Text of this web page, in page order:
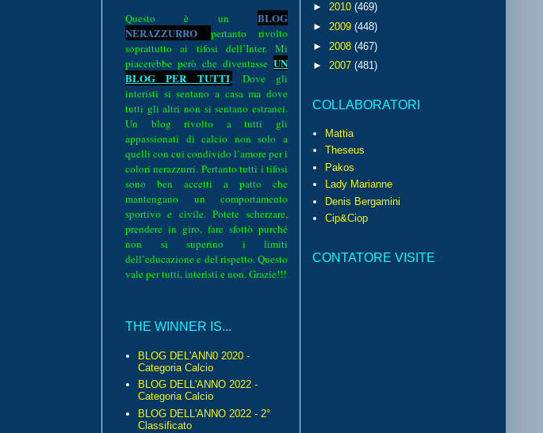
Questo è un BLOG
NERAZZURRO pertanto rivolto
soprattutto ai tifosi dell’Inter. Mi
piacerebbe però che diventasse UN
BLOG PER TUTTI.
Dove gli
interisti si sentano a casa ma dove
tutti gli altri non si sentano estranei.
Un blog rivolto a tutti gli
appassionati di calcio non solo a
quelli con cui condivido l’amore per i
colori nerazzurri. Pertanto tutti i tifosi
sono ben accetti a patto che
mantengano un comportamento
sportivo e civile. Potete scherzare,
prendere in giro, fare sfottò purché
non si superino i limiti
dell’educazione e del rispetto. Questo
vale per tutti, interisti e non. Grazie!!!
THE WINNER IS...
BLOG DEL'ANN0 2020 -
Categoria Calcio
BLOG DELL'ANNO 2022 -
Categoria Calcio
BLOG DELL'ANNO 2022 - 2°
Classificato
► 2010 (469)
► 2009 (448)
► 2008 (467)
► 2007 (481)
COLLABORATORI
Mattia
Theseus
Pakos
Lady Marianne
Denis Bergamini
Cip&Ciop
CONTATORE VISITE